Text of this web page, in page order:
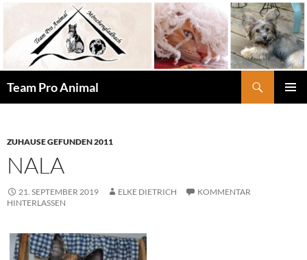
springen
Team Pro Animal
ZUHAUSE GEFUNDEN 2011
NALA
21. SEPTEMBER 2019 ELKE DIETRICH
KOMMENTAR
HINTERLASSEN